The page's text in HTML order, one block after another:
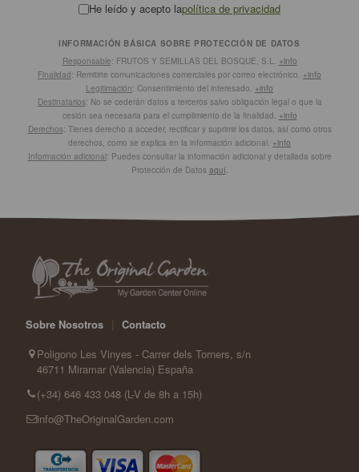
He leído y acepto lapolítica de privacidad
INFORMACIÓN BÁSICA SOBRE PROTECCIÓN DE DATOS
Responsable: FRUTOS Y SEMILLAS DEL BOSQUE, S.L. +info
Finalidad: Remitirte comunicaciones comerciales por correo electrónico. +info
Legitimación: Consentimiento del interesado. +info
Destinatarios: No se cederán datos a terceros salvo obligación legal o que la
cesión sea necesaria para el cumplimiento de la finalidad. +info
Derechos: Tienes derecho a acceder, rectificar y suprimir los datos, así como otros
derechos, como se explica en la información adicional. +info
Información adicional: Puedes consultar la información adicional y detallada sobre
Protección de Datos aquí.
Sobre Nosotros
Contacto
Poligono Les Vinyes - Carrer dels Torners, s/n
46711 Miramar (Valencia) España
(+34) 646 433 048 (L-V de 8h a 15h)
info@TheOriginalGarden.com